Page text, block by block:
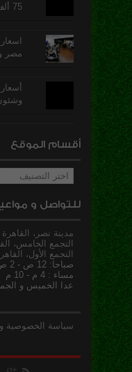
75 ألف جنية واسعار التجديد السنوى
مصر
أقسام الموقع
أقسام
الموقع
للتواصل و
مدينة نصر، القاهرة
التجمع الخامس،
التجمع الأول،
صباحا: 12 ص - 2 ص
مساء : 4 م - 10 م
عدا الخميس و الجمعة: 6 م
سياسة الخصوصية و